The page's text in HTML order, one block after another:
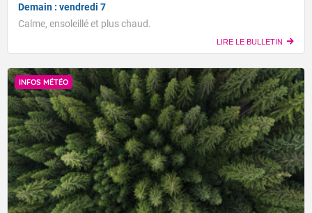
Demain : vendredi 7
Calme, ensoleillé et plus chaud.
LIRE LE BULLETIN
INFOS MÉTÉO